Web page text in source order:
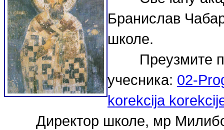
Бранислав
школе.
Преузмите
учесника: 02-
korekcija
Директор школе, мр